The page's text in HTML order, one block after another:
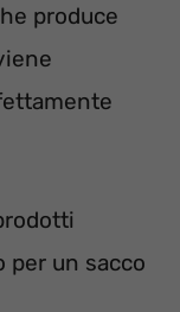
produce
per un sacco